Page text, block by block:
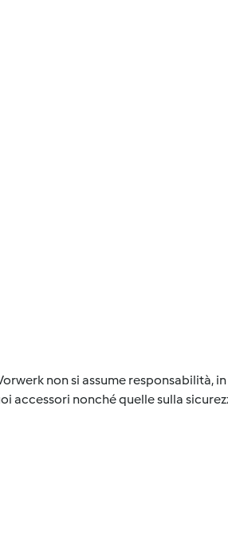
non si assume responsabilità,
accessori nonché quelle sulla